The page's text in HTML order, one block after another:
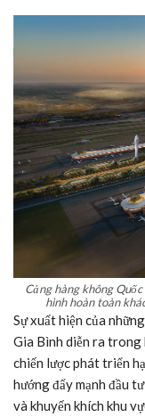
Cảng hàng không
hình hoàn toàn
Sự xuất hiện của
Gia Bình diễn ra trong
chiến lược phát triển
hướng đẩy mạnh đầu
và khuyến khích khu